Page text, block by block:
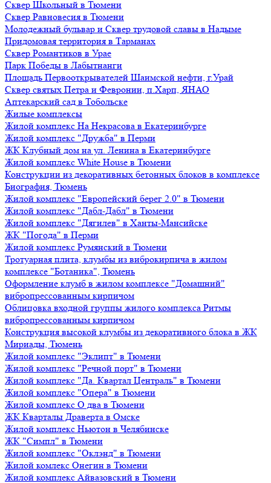
Сквер Школьный в Тюмени
Сквер Равновесия в Тюмени
Молодежный бульвар и Сквер трудовой славы в Надыме
Придомовая территория в Тарманах
Сквер Романтиков в Урае
Парк Победы в Лабытнанги
Площадь Первооткрывателей Шаимской нефти, г.Урай
Сквер святых Петра и Февронии, п.Харп, ЯНАО
Аптекарский сад в Тобольске
Жилые комплексы
Жилой комплекс На Некрасова в Екатеринбурге
Жилой комплекс "Дружба" в Перми
ЖК Клубный дом на ул. Ленина в Екатеринбурге
Жилой комплекс White House в Тюмени
Конструкции из декоративных бетонных блоков в комплексе
Биография, Тюмень
Жилой комплекс "Европейский берег 2.0" в Тюмени
Жилой комплекс "Дабл-Дабл" в Тюмени
Жилой комплекс "Дягилев" в Ханты-Мансийске
ЖК "Погода" в Перми
Жилой комплекс Румянский в Тюмени
Тротуарная плита, клумбы из виброкирпича в жилом
комплексе "Ботаника", Тюмень
Оформление клумб в жилом комплексе "Домашний"
вибропрессованным кирпичом
Облицовка входной группы жилого комплекса Ритмы
вибропрессованным кирпичом
Конструкция высокой клумбы из декоративного блока в ЖК
Мириады, Тюмень
Жилой комплекс "Эклипт" в Тюмени
Жилой комплекс "Речной порт" в Тюмени
Жилой комплекс "Да. Квартал Централь" в Тюмени
Жилой комплекс "Опера" в Тюмени
Жилой комплекс О два в Тюмени
ЖК Кварталы Драверта в Омске
Жилой комплекс Ньютон в Челябинске
ЖК "Симпл" в Тюмени
Жилой комплекс "Оклэнд" в Тюмени
Жилой комлекс Онегин в Тюмени
Жилой комплекс Айвазовский в Тюмени